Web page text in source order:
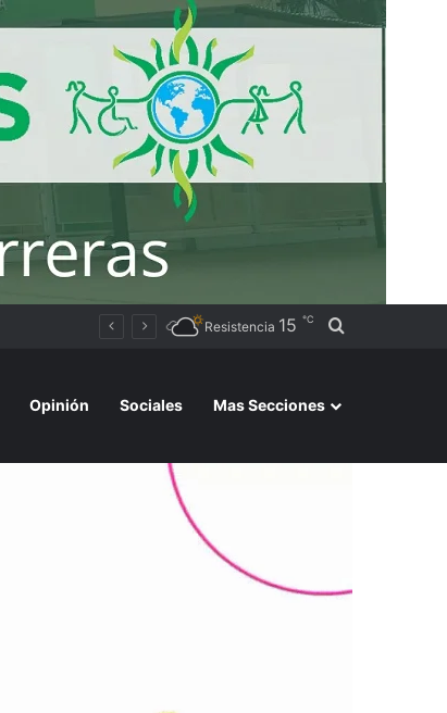
Resistencia 15 ℃ Buscar por
Opinión Sociales Mas Secciones